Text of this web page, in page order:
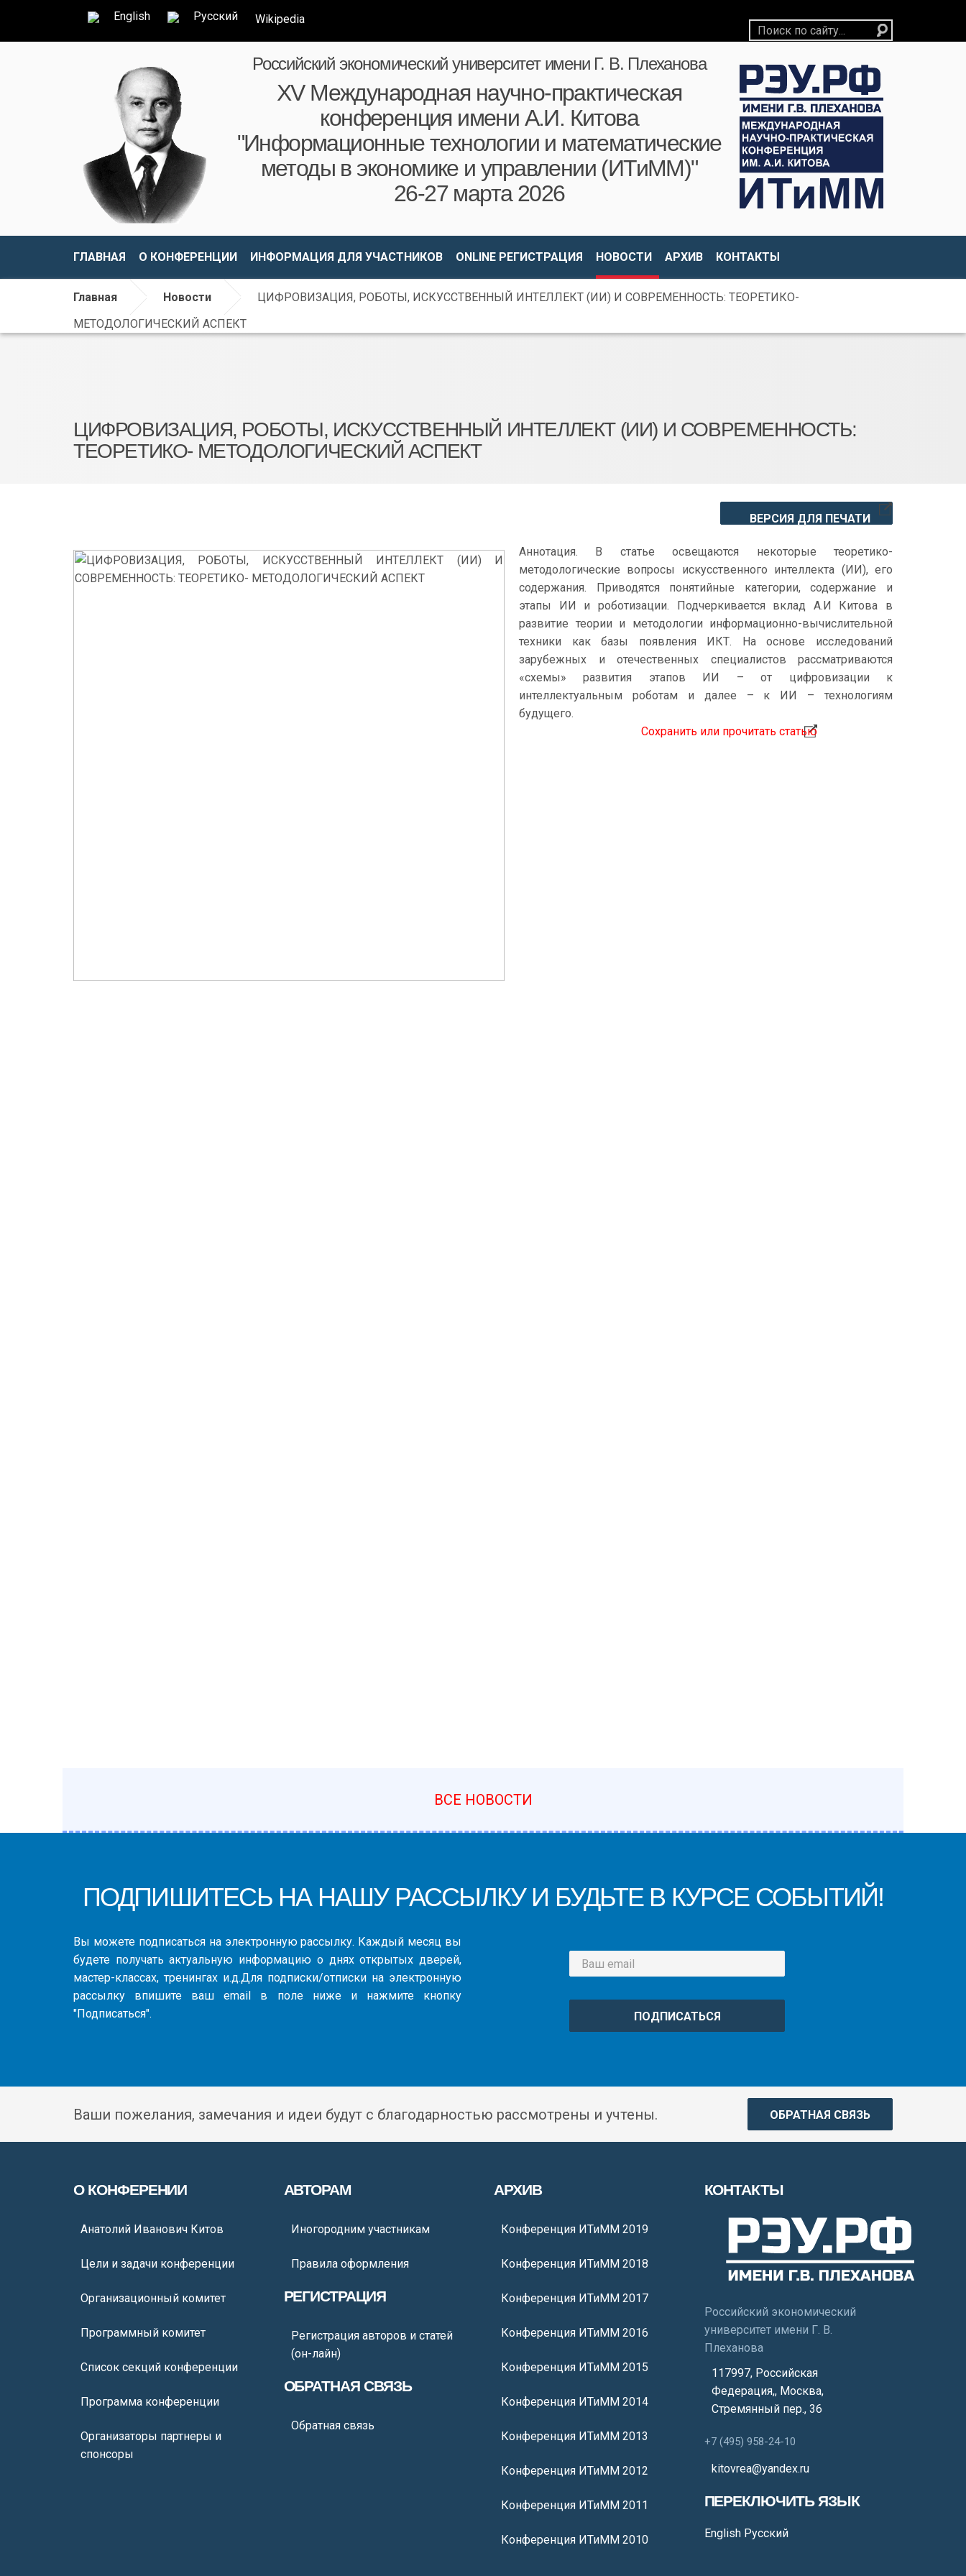
English Русский Wikipedia
Российский экономический университет имени Г. В. Плеханова
XV Международная научно-практическая
конференция имени А.И. Китова
"Информационные технологии и математические
методы в экономике и управлении (ИТиММ)"
26-27 марта 2026
ГЛАВНАЯ О КОНФЕРЕНЦИИ ИНФОРМАЦИЯ ДЛЯ УЧАСТНИКОВ ONLINE РЕГИСТРАЦИЯ НОВОСТИ АРХИВ КОНТАКТЫ
Главная Новости
ЦИФРОВИЗАЦИЯ, РОБОТЫ, ИСКУССТВЕННЫЙ ИНТЕЛЛЕКТ (ИИ) И СОВРЕМЕННОСТЬ: ТЕОРЕТИКО-
МЕТОДОЛОГИЧЕСКИЙ АСПЕКТ
ЦИФРОВИЗАЦИЯ, РОБОТЫ, ИСКУССТВЕННЫЙ ИНТЕЛЛЕКТ (ИИ) И СОВРЕМЕННОСТЬ:
ТЕОРЕТИКО- МЕТОДОЛОГИЧЕСКИЙ АСПЕКТ
ВЕРСИЯ ДЛЯ ПЕЧАТИ
Аннотация. В статье освещаются некоторые теоретико-
методологические вопросы искусственного интеллекта (ИИ), его
содержания. Приводятся понятийные категории, содержание и
этапы ИИ и роботизации. Подчеркивается вклад А.И Китова в
развитие теории и методологии информационно-вычислительной
техники как базы появления ИКТ. На основе исследований
зарубежных и отечественных специалистов рассматриваются
«схемы» развития этапов ИИ – от цифровизации к
интеллектуальным роботам и далее – к ИИ – технологиям
будущего.
Сохранить или прочитать статью
ВСЕ НОВОСТИ
ПОДПИШИТЕСЬ НА НАШУ РАССЫЛКУ И БУДЬТЕ В КУРСЕ СОБЫТИЙ!
Вы можете подписаться на электронную рассылку. Каждый месяц вы
будете получать актуальную информацию о днях открытых дверей,
мастер-классах, тренингах и.д.Для подписки/отписки на электронную
рассылку впишите ваш email в поле ниже и нажмите кнопку
"Подписаться".
ПОДПИСАТЬСЯ
Ваши пожелания, замечания и идеи будут с благодарностью рассмотрены и учтены. ОБРАТНАЯ СВЯЗЬ
О КОНФЕРЕНИИ
Анатолий Иванович Китов
Цели и задачи конференции
Организационный комитет
Программный комитет
Список секций конференции
Программа конференции
Организаторы партнеры и
спонсоры
АВТОРАМ
Иногородним участникам
Правила оформления
РЕГИСТРАЦИЯ
Регистрация авторов и статей
(он-лайн)
ОБРАТНАЯ СВЯЗЬ
Обратная связь
АРХИВ
Конференция ИТиММ 2019
Конференция ИТиММ 2018
Конференция ИТиММ 2017
Конференция ИТиММ 2016
Конференция ИТиММ 2015
Конференция ИТиММ 2014
Конференция ИТиММ 2013
Конференция ИТиММ 2012
Конференция ИТиММ 2011
Конференция ИТиММ 2010
КОНТАКТЫ
Российский экономический
университет имени Г. В.
Плеханова
117997, Российская
Федерация,, Москва,
Стремянный пер., 36
+7 (495) 958-24-10
kitovrea@yandex.ru
ПЕРЕКЛЮЧИТЬ ЯЗЫК
EnglishРусский